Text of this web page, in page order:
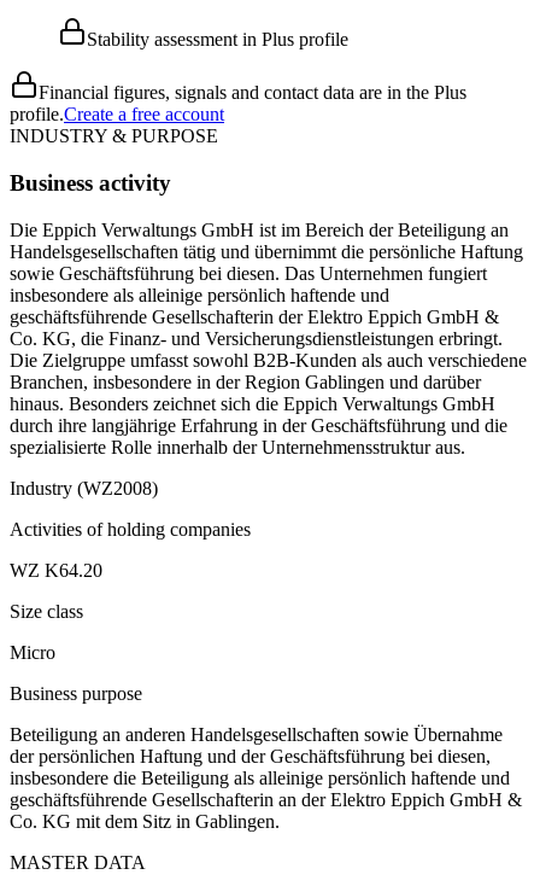
Stability assessment in Plus profile
Financial figures, signals and contact data are in the Plus
profile.Create a free account
INDUSTRY & PURPOSE
Business activity
Die Eppich Verwaltungs GmbH ist im Bereich der Beteiligung an
Handelsgesellschaften tätig und übernimmt die persönliche Haftung
sowie Geschäftsführung bei diesen. Das Unternehmen fungiert
insbesondere als alleinige persönlich haftende und
geschäftsführende Gesellschafterin der Elektro Eppich GmbH &
Co. KG, die Finanz- und Versicherungsdienstleistungen erbringt.
Die Zielgruppe umfasst sowohl B2B-Kunden als auch verschiedene
Branchen, insbesondere in der Region Gablingen und darüber
hinaus. Besonders zeichnet sich die Eppich Verwaltungs GmbH
durch ihre langjährige Erfahrung in der Geschäftsführung und die
spezialisierte Rolle innerhalb der Unternehmensstruktur aus.
Industry (WZ2008)
Activities of holding companies
WZ K64.20
Size class
Micro
Business purpose
Beteiligung an anderen Handelsgesellschaften sowie Übernahme
der persönlichen Haftung und der Geschäftsführung bei diesen,
insbesondere die Beteiligung als alleinige persönlich haftende und
geschäftsführende Gesellschafterin an der Elektro Eppich GmbH &
Co. KG mit dem Sitz in Gablingen.
MASTER DATA